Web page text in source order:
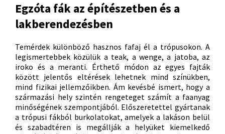
Egzóta fák az építészetben és a
lakberendezésben
Temérdek különböző hasznos fafaj él a trópusokon. A
legismertebbek közülük a teak, a wenge, a jatoba, az
iroko és a meranti. Érthető módon az egyes fajták
között jelentős eltérések lehetnek mind színükben,
mind fizikai jellemzőikben. Ám kevésbé ismert, hogy a
származási hely szintén rengeteget számít a faanyag
minőségének szempontjából. Előszeretettel gyártanak
a trópusi fákból burkolatokat, amelyek a lakáson belül
és szabadtéren is megállják a helyüket kiemelkedő